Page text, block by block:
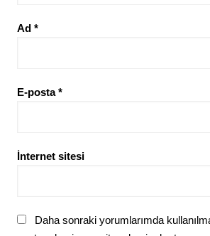
Ad *
E-posta*
İnternet sitesi
Daha sonraki yorumlarımda